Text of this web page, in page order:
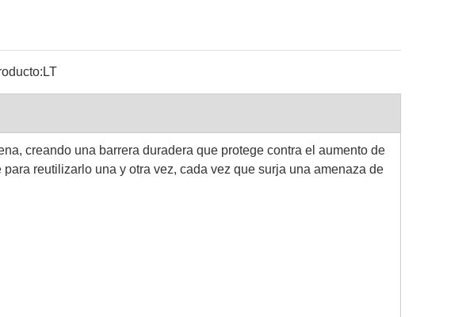
LT
creando una barrera duradera que protege contra el aumento de
reutilizarlo una y otra vez, cada vez que surja una amenaza de